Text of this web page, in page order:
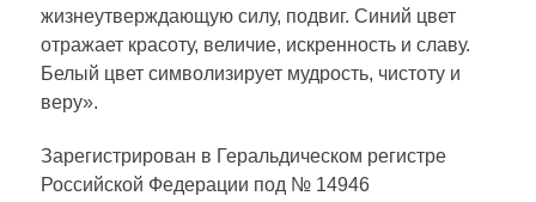
жизнеутверждающую силу, подвиг. Синий цвет
отражает красоту, величие, искренность и славу.
Белый цвет символизирует мудрость, чистоту и
веру».
Зарегистрирован в Геральдическом регистре
Российской Федерации под № 14946